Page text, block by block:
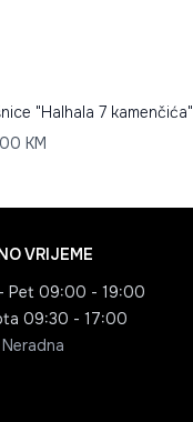
"Halhala 7 kamenčića"
KM
VRIJEME
Pet 09:00 - 19:00
09:30 - 17:00
Neradna